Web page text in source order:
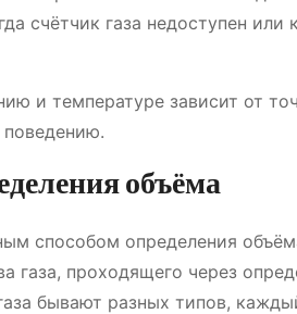
счётчик газа недоступен или
и температуре зависит от
поведению.
объёма
способом определения
газа, проходящего через
бывают разных типов,